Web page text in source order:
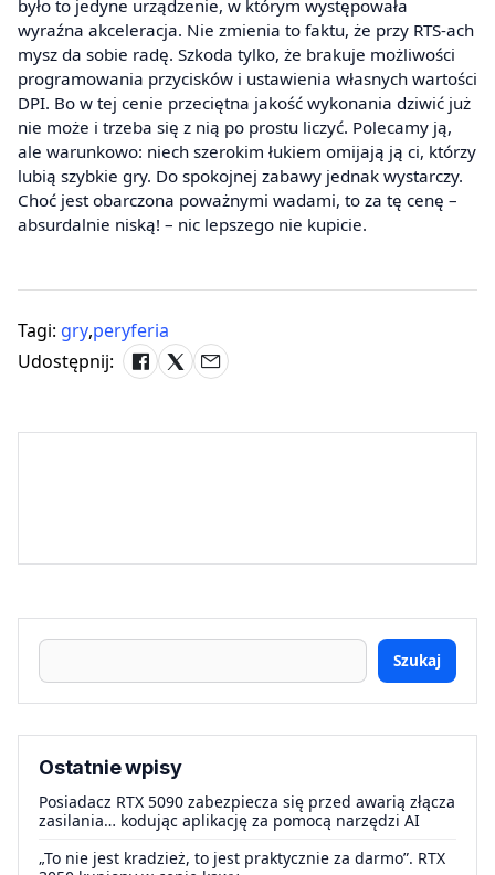
było to jedyne urządzenie, w którym występowała
wyraźna akceleracja. Nie zmienia to faktu, że przy RTS-ach
mysz da sobie radę. Szkoda tylko, że brakuje możliwości
programowania przycisków i ustawienia własnych wartości
DPI. Bo w tej cenie przeciętna jakość wykonania dziwić już
nie może i trzeba się z nią po prostu liczyć. Polecamy ją,
ale warunkowo: niech szerokim łukiem omijają ją ci, którzy
lubią szybkie gry. Do spokojnej zabawy jednak wystarczy.
Choć jest obarczona poważnymi wadami, to za tę cenę –
absurdalnie niską! – nic lepszego nie kupicie.
Tagi: gry,peryferia
Udostępnij:
Szukaj
Ostatnie wpisy
Posiadacz RTX 5090 zabezpiecza się przed awarią złącza
zasilania… kodując aplikację za pomocą narzędzi AI
„To nie jest kradzież, to jest praktycznie za darmo”. RTX